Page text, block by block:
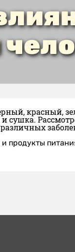
красный,
сушка.
продукты